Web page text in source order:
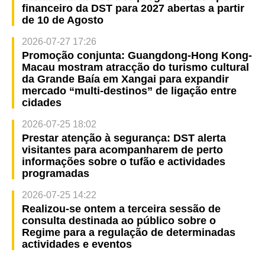
financeiro da DST para 2027 abertas a partir
de 10 de Agosto
2026-07-27 17:26
Promoção conjunta: Guangdong-Hong Kong-
Macau mostram atracção do turismo cultural
da Grande Baía em Xangai para expandir
mercado “multi-destinos” de ligação entre
cidades
2026-07-25 18:02
Prestar atenção à segurança: DST alerta
visitantes para acompanharem de perto
informações sobre o tufão e actividades
programadas
2026-07-25 14:22
Realizou-se ontem a terceira sessão de
consulta destinada ao público sobre o
Regime para a regulação de determinadas
actividades e eventos